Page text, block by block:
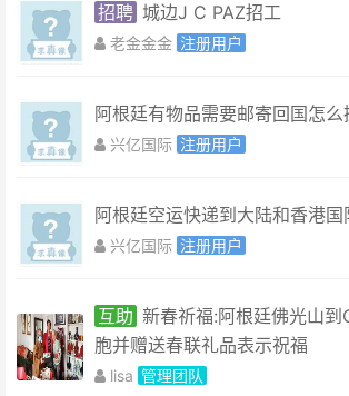
招聘 城边J C PAZ招工
老金金金 注册用户
阿根廷有物品需要邮寄回国怎么
兴亿国际 注册用户
阿根廷空运快递到大陆和香港国
兴亿国际 注册用户
互助 新春祈福:阿根廷佛光山到
胞并赠送春联礼品表示祝福
lisa 管理团队